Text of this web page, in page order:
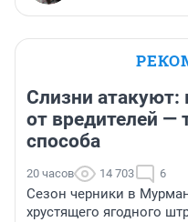
Слизни атакуют:
от вредителей —
способа
20 часов 14 703 6
Сезон черники в
хрустящего ягодного